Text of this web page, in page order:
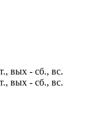
вых - сб., вс.
вых - сб., вс.